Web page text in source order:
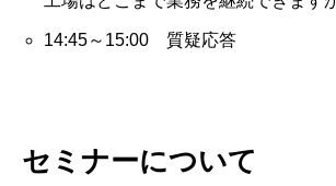
14:45～15:00 質疑応答
セミナーについて